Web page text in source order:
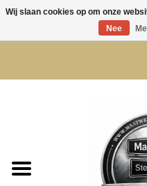
Horeca meubels
Wij slaan cookies op om onze
Nee